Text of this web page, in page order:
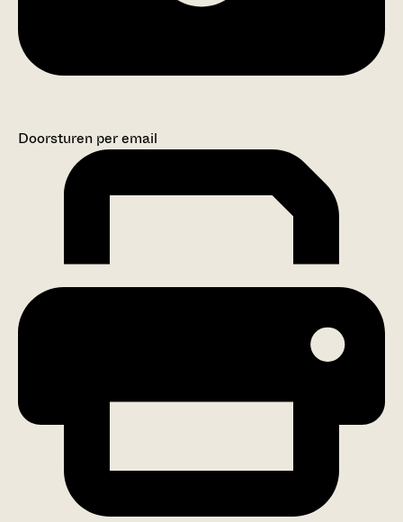
Doorsturen per email